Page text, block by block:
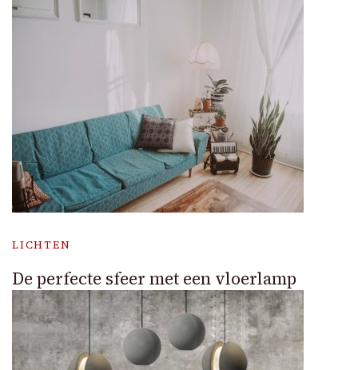
LICHTEN
De perfecte sfeer met een vloerlamp